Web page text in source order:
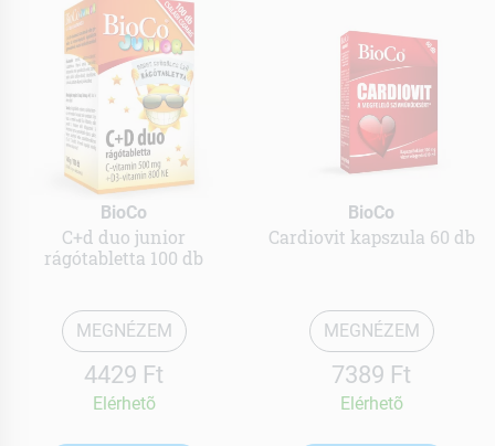
BioCo
C+d duo junior
rágótabletta 100 db
MEGNÉZEM
4429 Ft
Elérhetõ
BioCo
Cardiovit kapszula 60 db
MEGNÉZEM
7389 Ft
Elérhetõ